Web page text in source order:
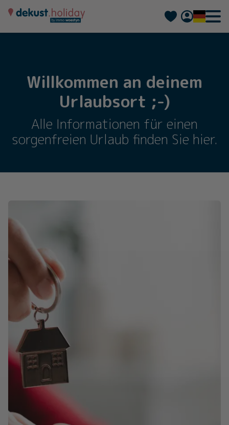
Français
Willkommen an deinem
Urlaubsort ;-)
Alle Informationen für einen
sorgenfreien Urlaub finden Sie hier.